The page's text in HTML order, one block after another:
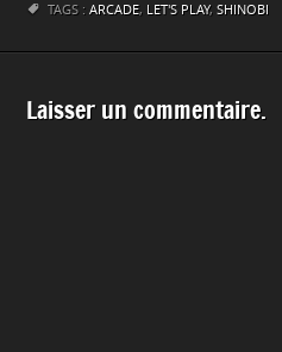
TAGS : ARCADE, LET'S PLAY, SHINOBI
Laisser un commentaire.